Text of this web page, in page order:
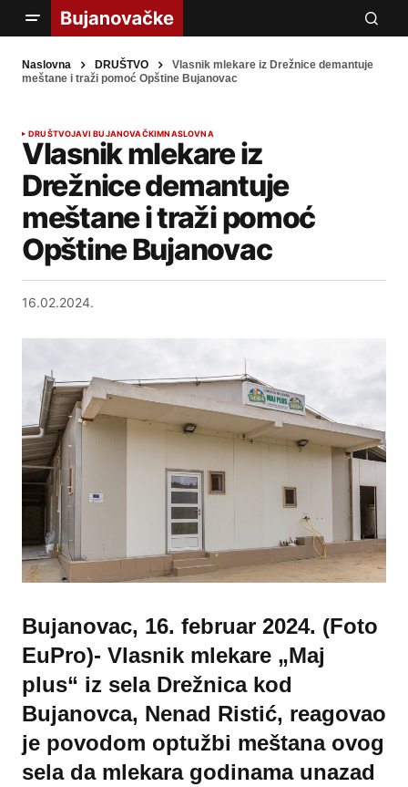
Naslovna DRUŠTVO
Vlasnik mlekare iz Drežnice demantuje
meštane i traži pomoć Opštine Bujanovac
DRUŠTVOJAVI BUJANOVAČKIMNASLOVNA
Vlasnik mlekare iz
Drežnice demantuje
meštane i traži pomoć
Opštine Bujanovac
16.02.2024.
Bujanovac, 16. februar 2024. (Foto
EuPro)- Vlasnik mlekare „Maj
plus“ iz sela Drežnica kod
Bujanovca, Nenad Ristić, reagovao
je povodom optužbi meštana ovog
sela da mlekara godinama unazad